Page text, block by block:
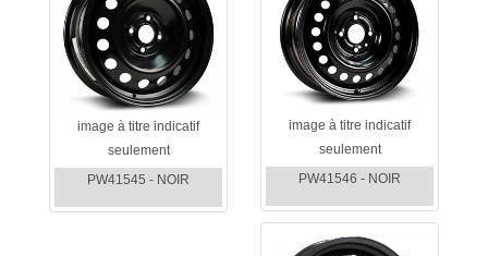
image à titre indicatif
seulement
PW41545 - NOIR
image à titre indicatif
seulement
PW41546 - NOIR